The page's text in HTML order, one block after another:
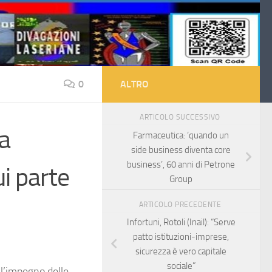
0
parte
ALTRO
ARTICOLO SUCCESSIVO
Farmaceutica: ‘quando un
side business diventa core
business’, 60 anni di Petrone
Group
ARTICOLO PRECEDENTE
Infortuni, Rotoli (Inail): “Serve
patto istituzioni-imprese,
sicurezza è vero capitale
sociale”